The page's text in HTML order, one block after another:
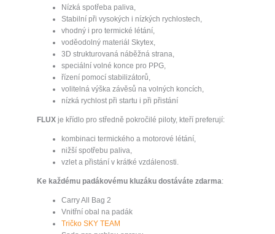
Nízká spotřeba paliva,
Stabilní při vysokých i nízkých rychlostech,
vhodný i pro termické létání,
voděodolný materiál Skytex,
3D strukturovaná náběžná strana,
speciální volné konce pro PPG,
řízení pomocí stabilizátorů,
volitelná výška závěsů na volných koncích,
nízká rychlost při startu i při přistání
FLUX je křídlo pro středně pokročilé piloty, kteří preferují:
kombinaci termického a motorové létání,
nižší spotřebu paliva,
vzlet a přistání v krátké vzdálenosti.
Ke každému padákovému kluzáku dostáváte zdarma:
Carry All Bag 2
Vnitřní obal na padák
Tričko SKY TEAM